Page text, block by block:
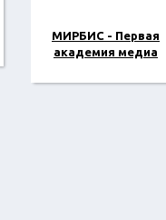
МИРБИС - Первая
академия медиа